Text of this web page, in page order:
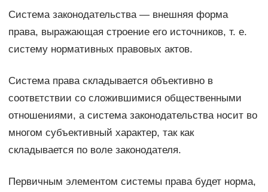
Система законодательства — внешняя форма
права, выражающая строение его источников, т. е.
систему нормативных правовых актов.
Система права складывается объективно в
ϲᴏᴏᴛʙᴇᴛϲᴛʙии со сложившимися общественными
отношениями, а система законодательства носит во
многом субъективный характер, так как
складывается по воле законодателя.
Первичным элементом системы права будет норма,